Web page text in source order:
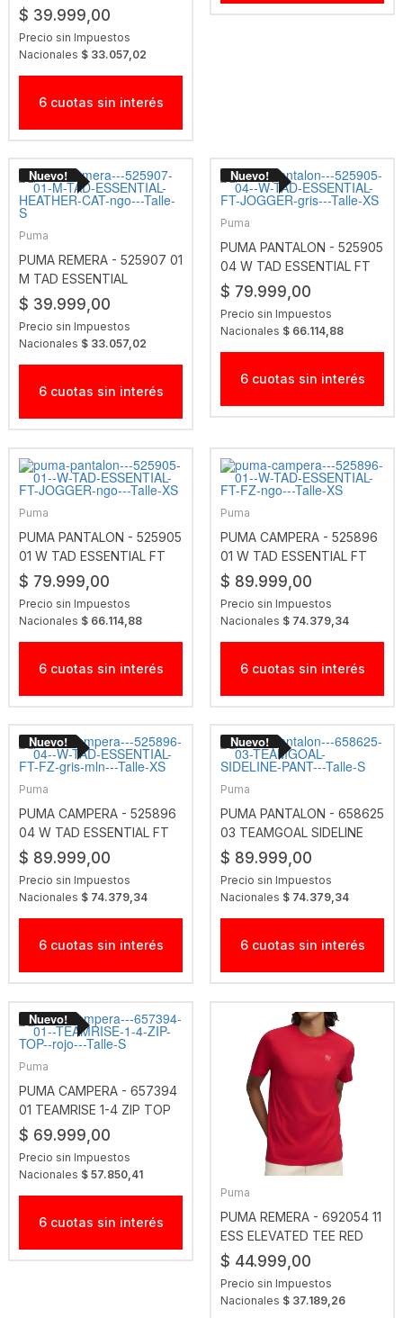
$ 39.999,00
Precio sin Impuestos
Nacionales $ 33.057,02
6 cuotas sin interés
Puma
PUMA REMERA - 525907 01
M TAD ESSENTIAL
HEATHER CAT NGO
$ 39.999,00
Precio sin Impuestos
Nacionales $ 33.057,02
6 cuotas sin interés
Puma
PUMA PANTALON - 525905
04 W TAD ESSENTIAL FT
JOGGER GRIS
$ 79.999,00
Precio sin Impuestos
Nacionales $ 66.114,88
6 cuotas sin interés
Puma
PUMA PANTALON - 525905
01 W TAD ESSENTIAL FT
JOGGER NGO
$ 79.999,00
Precio sin Impuestos
Nacionales $ 66.114,88
6 cuotas sin interés
Puma
PUMA CAMPERA - 525896
01 W TAD ESSENTIAL FT
FZ NGO
$ 89.999,00
Precio sin Impuestos
Nacionales $ 74.379,34
6 cuotas sin interés
Puma
PUMA CAMPERA - 525896
04 W TAD ESSENTIAL FT
FZ GRIS MLN
$ 89.999,00
Precio sin Impuestos
Nacionales $ 74.379,34
6 cuotas sin interés
Puma
PUMA PANTALON - 658625
03 TEAMGOAL SIDELINE
PANT
$ 89.999,00
Precio sin Impuestos
Nacionales $ 74.379,34
6 cuotas sin interés
Puma
PUMA CAMPERA - 657394
01 TEAMRISE 1-4 ZIP TOP
ROJO
$ 69.999,00
Precio sin Impuestos
Nacionales $ 57.850,41
6 cuotas sin interés
Puma
PUMA REMERA - 692054 11
ESS ELEVATED TEE RED
$ 44.999,00
Precio sin Impuestos
Nacionales $ 37.189,26